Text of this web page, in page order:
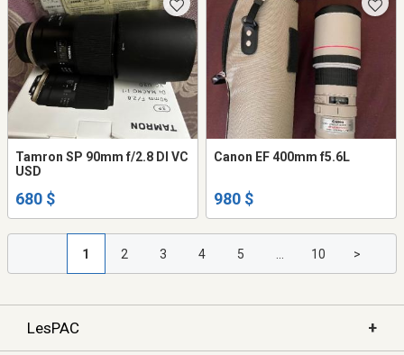
Tamron SP 90mm f/2.8 DI VC
USD
680 $
Canon EF 400mm f5.6L
980 $
1 2 3 4 5 10 >
LesPAC +